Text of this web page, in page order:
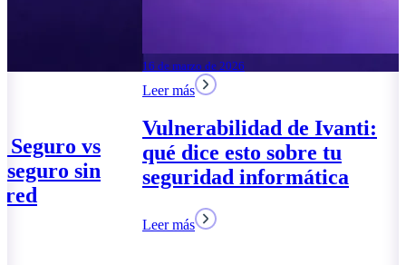
paquetes para las pymes
Acceso
VPN –
riesgo para